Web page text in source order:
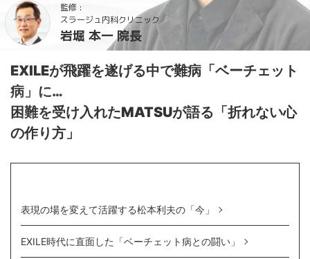
監修 :
スラージュ内科クリニック
岩堀 本一 院長
EXILEが飛躍を遂げる中で難病「ベーチェット
病」に…
困難を受け入れたMATSUが語る「折れない心
の作り方」
表現の場を変えて活躍する松本利夫の「今」
EXILE時代に直面した「ベーチェット病との闘い」